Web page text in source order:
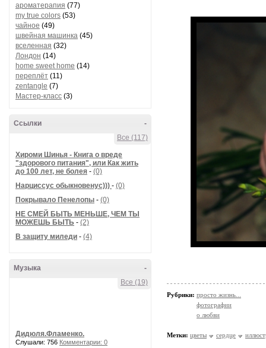
ароматерапия (77)
my true colors (53)
чайное (49)
швейная машинка (45)
вселенная (32)
Лондон (14)
home sweet home (14)
переплёт (11)
zentangle (7)
Мастер-класс (3)
-
Ссылки
Все (117)
Хироми Шинья - Книга о вреде
"здорового питания", или Как жить
до 100 лет, не болея - (0)
Нарциссус обыкновенус))) - (0)
Покрывало Пенелопы - (0)
НЕ СМЕЙ БЫТЬ МЕНЬШЕ, ЧЕМ ТЫ
МОЖЕШЬ БЫТЬ - (2)
В защиту миледи - (4)
-
Музыка
Все (19)
Дидюля.Фламенко.
Слушали: 756 Комментарии: 0
Рубрики: просто жизнь...
фотографии
о любви
Метки: цветы сердце